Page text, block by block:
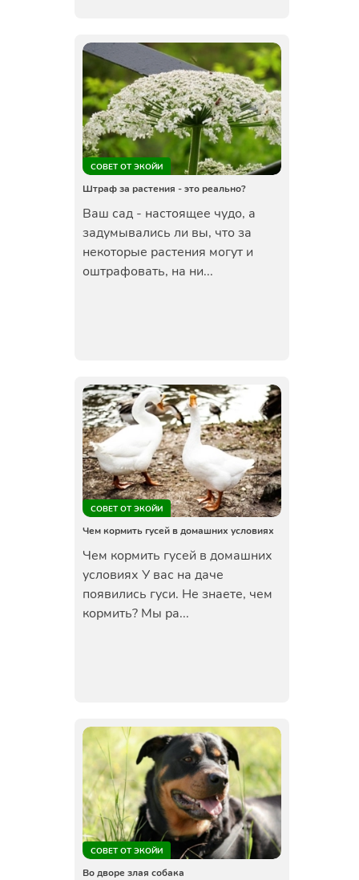
СОВЕТ ОТ ЭКОЙИ
Штраф за растения - это реально?
Ваш сад - настоящее чудо, а
задумывались ли вы, что за
некоторые растения могут и
оштрафовать, на ни...
СОВЕТ ОТ ЭКОЙИ
Чем кормить гусей в домашних условиях
Чем кормить гусей в домашних
условиях У вас на даче
появились гуси. Не знаете, чем
кормить? Мы ра...
СОВЕТ ОТ ЭКОЙИ
Во дворе злая собака